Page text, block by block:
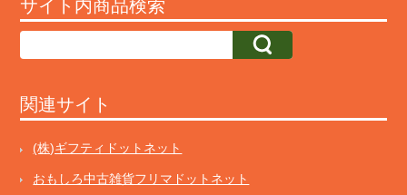
サイト内商品検索
関連サイト
(株)ギフティドットネット
おもしろ中古雑貨フリマドットネット